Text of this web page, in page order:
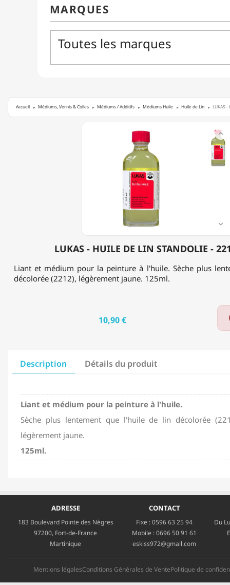
Accueil Médiums, Vernis & Colles Médiums / Additifs Médiums Huile Huile de Lin LUKAS
LUKAS - HUILE DE LIN STANDOLIE -


Liant et médium pour la peinture à l'huile. Sèche plus
décolorée (2212), légèrement jaune. 125ml.
10,90 €
Description Détails du produit
Liant et médium pour la peinture à l'huile.
Sèche plus lentement que l'huile de lin décolorée
légèrement jaune.
125ml.
ADRESSE
183 Boulevard Pointe des Nègres
97200, Fort-de-France
Martinique
CONTACT
Fixe :0596 63 25 94
Mobile :0696 50 91 61
eskiss972@gmail.com
Du
Mentions légalesConditions Générales de VentePolitique de